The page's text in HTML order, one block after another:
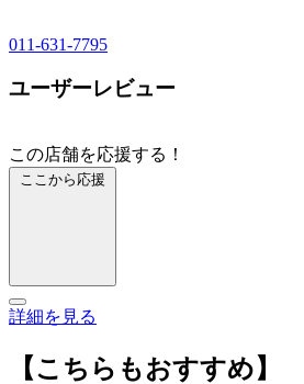
011-631-7795
ユーザーレビュー
この店舗を応援する！
ここから応援
詳細を見る
【こちらもおすすめ】